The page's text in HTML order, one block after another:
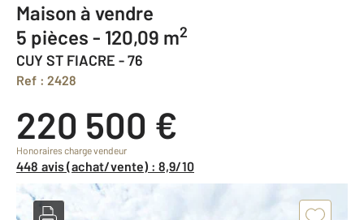
Maison à vendre
5 pièces - 120,09 m2
CUY ST FIACRE - 76
Ref : 2428
220 500 €
Honoraires charge vendeur
448 avis (achat/vente) : 8,9/10